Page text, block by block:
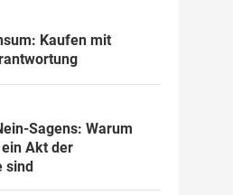
Kaufen mit
Sagens: Warum
Akt der
sind